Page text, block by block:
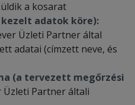
a kosarat
adatok köre):
Üzleti Partner által
adatai (címzett neve, és
(a tervezett megőrzési
Üzleti Partner általi